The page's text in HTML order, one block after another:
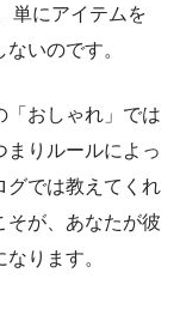
単にアイテムを
いのです。
「おしゃれ」では
まりルールによっ
グでは教えてくれ
そが、あなたが彼
ります。